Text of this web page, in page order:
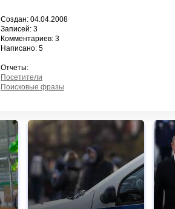
Создан: 04.04.2008
Записей: 3
Комментариев: 3
Написано: 5
Отчеты:
Посетители
Поисковые фразы